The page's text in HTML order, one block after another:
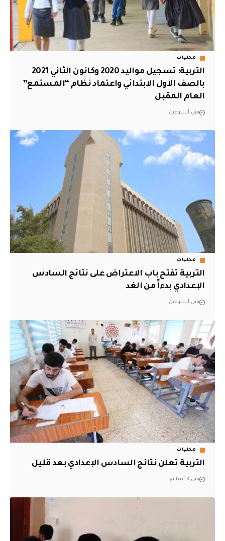
محليات
التربية: تسجيل مواليد 2020 وكانون الثاني 2021
بالصف الأول الابتدائي واعتماد نظام “المستمع”
العام المقبل
قبل أسبوعين
محليات
التربية تفتح باب الاعتراض على نتائج السادس
الإعدادي بدءاً من الغد
قبل أسبوعين
محليات
التربية تعلن نتائج السادس الإعدادي بعد قليل
قبل 3 أسابيع